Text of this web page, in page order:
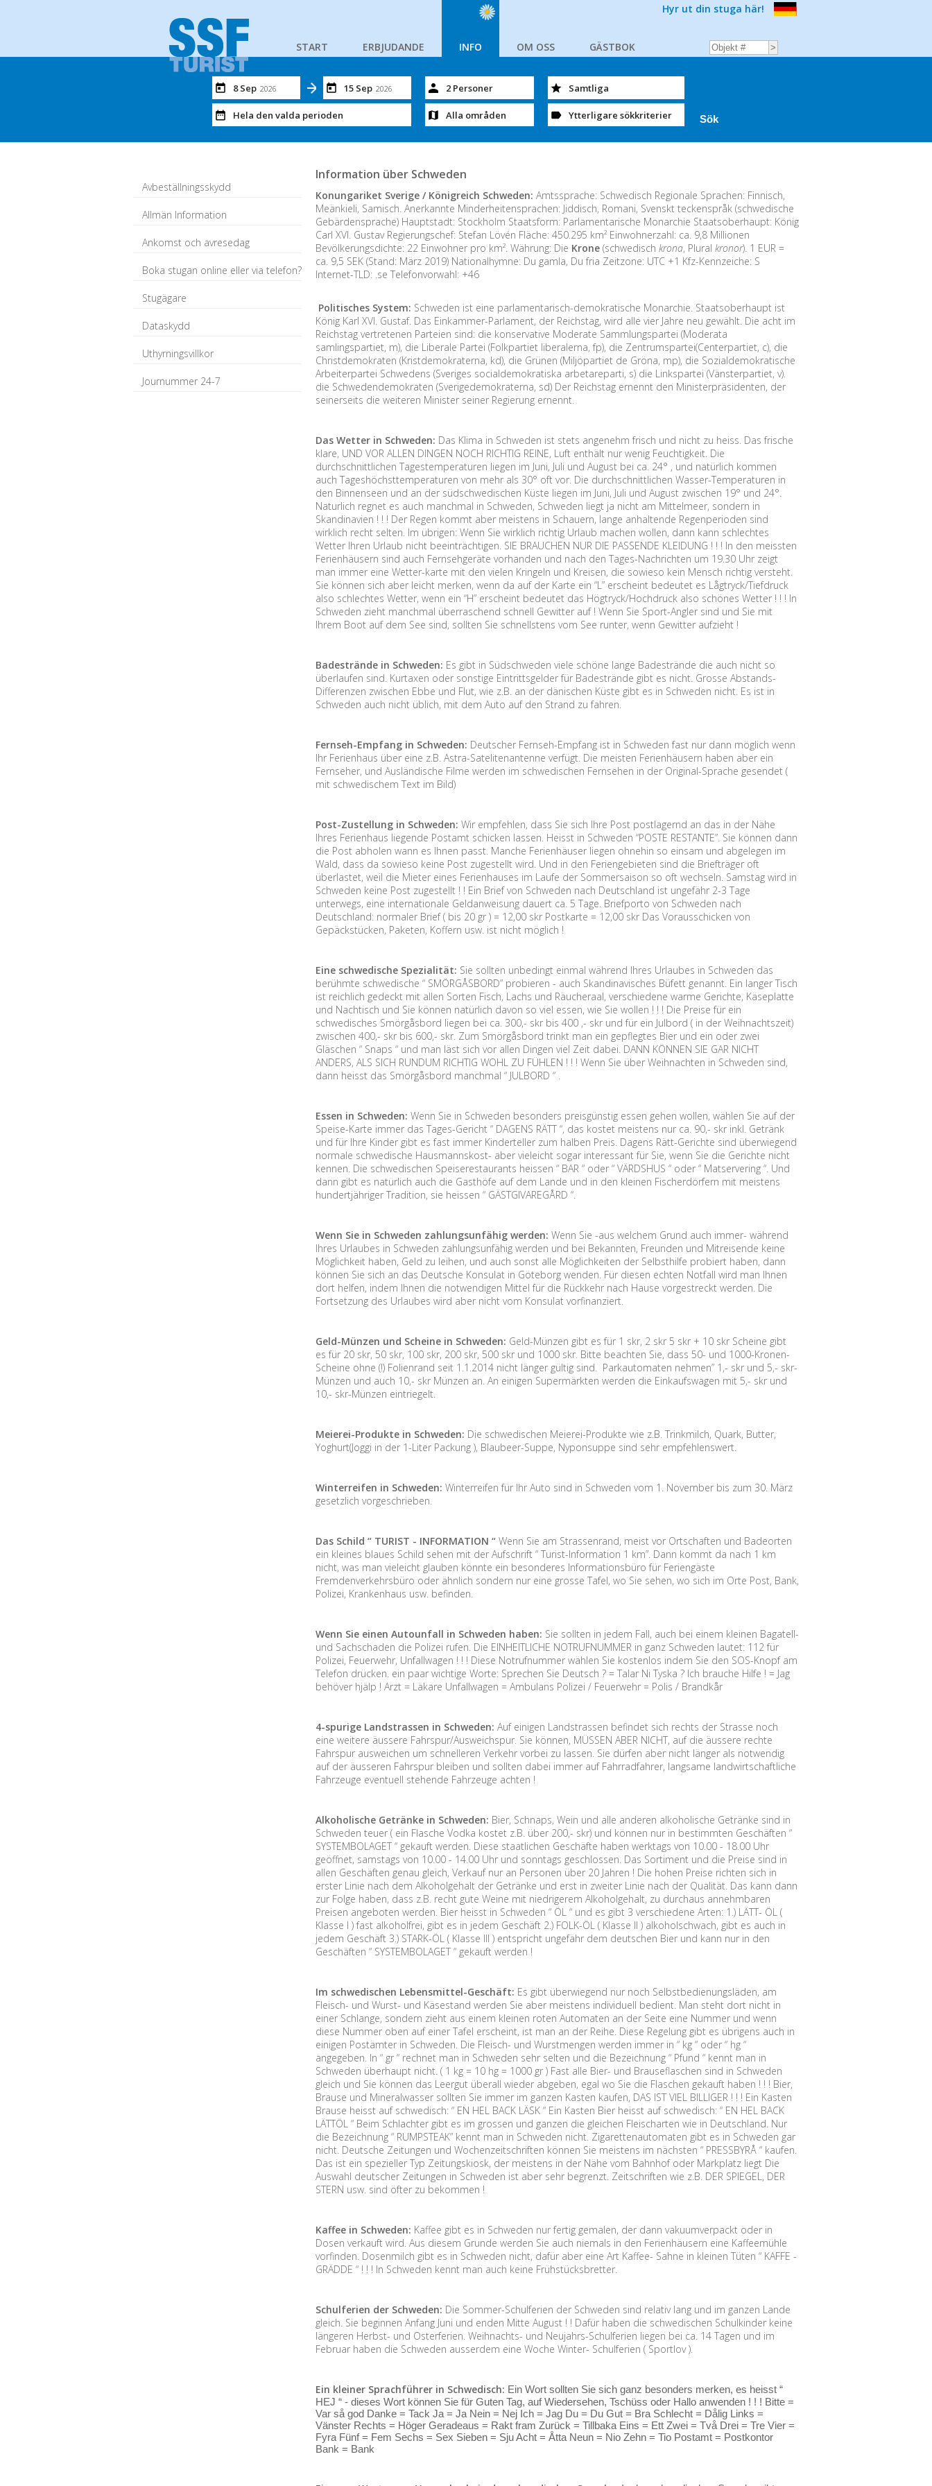
START ERBJUDANDE INFO OM OSS GÄSTBOK
Hyr ut din stuga här!
8 Sep 2026 15 Sep 2026
Hela den valda perioden
2 Personer
Alla områden
Samtliga
Ytterligare sökkriterier
Avbeställningsskydd
Allmän Information
Ankomst och avresedag
Boka stugan online eller via telefon?
Stugägare
Dataskydd
Uthyrningsvillkor
Journummer 24-7
Information über Schweden
Konungariket Sverige / Königreich Schweden: Amtssprache: Schwedisch Regionale Sprachen: Finnisch,
Meänkieli, Samisch. Anerkannte Minderheitensprachen: Jiddisch, Romani, Svenskt teckenspråk (schwedische
Gebärdensprache) Hauptstadt: Stockholm Staatsform: Parlamentarische Monarchie Staatsoberhaupt: König
Carl XVI. Gustav Regierungschef: Stefan Lövén Fläche: 450.295 km² Einwohnerzahl: ca. 9,8 Millionen
Bevölkerungsdichte: 22 Einwohner pro km². Währung: Die Krone (schwedisch krona, Plural kronor). 1 EUR =
ca. 9,5 SEK (Stand: März 2019) Nationalhymne: Du gamla, Du fria Zeitzone: UTC +1 Kfz-Kennzeiche: S
Internet-TLD: .se Telefonvorwahl: +46
Politisches System: Schweden ist eine parlamentarisch-demokratische Monarchie. Staatsoberhaupt ist
König Karl XVI. Gustaf. Das Einkammer-Parlament, der Reichstag, wird alle vier Jahre neu gewählt. Die acht im
Reichstag vertretenen Parteien sind: die konservative Moderate Sammlungspartei (Moderata
samlingspartiet, m), die Liberale Partei (Folkpartiet liberalerna, fp), die Zentrumspartei(Centerpartiet, c), die
Christdemokraten (Kristdemokraterna, kd), die Grünen (Miljöpartiet de Gröna, mp), die Sozialdemokratische
Arbeiterpartei Schwedens (Sveriges socialdemokratiska arbetareparti, s) die Linkspartei (Vänsterpartiet, v).
die Schwedendemokraten (Sverigedemokraterna, sd) Der Reichstag ernennt den Ministerpräsidenten, der
seinerseits die weiteren Minister seiner Regierung ernennt.
Das Wetter in Schweden: Das Klima in Schweden ist stets angenehm frisch und nicht zu heiss. Das frische
klare, UND VOR ALLEN DINGEN NOCH RICHTIG REINE, Luft enthält nur wenig Feuchtigkeit. Die
durchschnittlichen Tagestemperaturen liegen im Juni, Juli und August bei ca. 24° , und natürlich kommen
auch Tageshöchsttemperaturen von mehr als 30° oft vor. Die durchschnittlichen Wasser-Temperaturen in
den Binnenseen und an der südschwedischen Küste liegen im Juni, Juli und August zwischen 19° und 24°.
Naturlich regnet es auch manchmal in Schweden, Schweden liegt ja nicht am Mittelmeer, sondern in
Skandinavien ! ! ! Der Regen kommt aber meistens in Schauern, lange anhaltende Regenperioden sind
wirklich recht selten. Im übrigen: Wenn Sie wirklich richtig Urlaub machen wollen, dann kann schlechtes
Wetter Ihren Urlaub nicht beeinträchtigen. SIE BRAUCHEN NUR DIE PASSENDE KLEIDUNG ! ! ! In den meissten
Ferienhäusern sind auch Fernsehgeräte vorhanden und nach den Tages-Nachrichten um 19.30 Uhr zeigt
man immer eine Wetter-karte mit den vielen Kringeln und Kreisen, die sowieso kein Mensch richtig versteht.
Sie können sich aber leicht merken, wenn da auf der Karte ein “L” erscheint bedeutet es Lågtryck/Tiefdruck
also schlechtes Wetter, wenn ein “H” erscheint bedeutet das Högtryck/Hochdruck also schönes Wetter ! ! ! In
Schweden zieht manchmal überraschend schnell Gewitter auf ! Wenn Sie Sport-Angler sind und Sie mit
Ihrem Boot auf dem See sind, sollten Sie schnellstens vom See runter, wenn Gewitter aufzieht !
Badestrände in Schweden: Es gibt in Südschweden viele schöne lange Badestrände die auch nicht so
überlaufen sind. Kurtaxen oder sonstige Eintrittsgelder für Badestrände gibt es nicht. Grosse Abstands-
Differenzen zwischen Ebbe und Flut, wie z.B. an der dänischen Küste gibt es in Schweden nicht. Es ist in
Schweden auch nicht üblich, mit dem Auto auf den Strand zu fahren.
Fernseh-Empfang in Schweden: Deutscher Fernseh-Empfang ist in Schweden fast nur dann möglich wenn
Ihr Ferienhaus über eine z.B. Astra-Satelitenantenne verfügt. Die meisten Ferienhäusern haben aber ein
Fernseher, und Ausländische Filme werden im schwedischen Fernsehen in der Original-Sprache gesendet (
mit schwedischem Text im Bild)
Post-Zustellung in Schweden: Wir empfehlen, dass Sie sich Ihre Post postlagernd an das in der Nähe
Ihres Ferienhaus liegende Postamt schicken lassen. Heisst in Schweden “POSTE RESTANTE”. Sie können dann
die Post abholen wann es Ihnen passt. Manche Ferienhäuser liegen ohnehin so einsam und abgelegen im
Wald, dass da sowieso keine Post zugestellt wird. Und in den Feriengebieten sind die Briefträger oft
überlastet, weil die Mieter eines Ferienhauses im Laufe der Sommersaison so oft wechseln. Samstag wird in
Schweden keine Post zugestellt ! ! Ein Brief von Schweden nach Deutschland ist ungefähr 2-3 Tage
unterwegs, eine internationale Geldanweisung dauert ca. 5 Tage. Briefporto von Schweden nach
Deutschland: normaler Brief ( bis 20 gr ) = 12,00 skr Postkarte = 12,00 skr Das Vorausschicken von
Gepäckstücken, Paketen, Koffern usw. ist nicht möglich !
Eine schwedische Spezialität: Sie sollten unbedingt einmal während Ihres Urlaubes in Schweden das
berühmte schwedische “ SMÖRGÅSBORD” probieren - auch Skandinavisches Büfett genannt. Ein langer Tisch
ist reichlich gedeckt mit allen Sorten Fisch, Lachs und Räucheraal, verschiedene warme Gerichte, Käseplatte
und Nachtisch und Sie können natürlich davon so viel essen, wie Sie wollen ! ! ! Die Preise für ein
schwedisches Smörgåsbord liegen bei ca. 300,- skr bis 400 ,- skr und für ein Julbord ( in der Weihnachtszeit)
zwischen 400,- skr bis 600,- skr. Zum Smörgåsbord trinkt man ein gepflegtes Bier und ein oder zwei
Gläschen “ Snaps “ und man läst sich vor allen Dingen viel Zeit dabei. DANN KÖNNEN SIE GAR NICHT
ANDERS, ALS SICH RUNDUM RICHTIG WOHL ZU FÜHLEN ! ! ! Wenn Sie über Weihnachten in Schweden sind,
dann heisst das Smörgåsbord manchmal “ JULBORD “ .
Essen in Schweden: Wenn Sie in Schweden besonders preisgünstig essen gehen wollen, wählen Sie auf der
Speise-Karte immer das Tages-Gericht “ DAGENS RÄTT “, das kostet meistens nur ca. 90,- skr inkl. Getränk
und für Ihre Kinder gibt es fast immer Kinderteller zum halben Preis. Dagens Rätt-Gerichte sind überwiegend
normale schwedische Hausmannskost- aber vieleicht sogar interessant für Sie, wenn Sie die Gerichte nicht
kennen. Die schwedischen Speiserestaurants heissen “ BAR “ oder “ VÄRDSHUS “ oder “ Matservering “. Und
dann gibt es natürlich auch die Gasthöfe auf dem Lande und in den kleinen Fischerdörfern mit meistens
hundertjähriger Tradition, sie heissen “ GÄSTGIVAREGÅRD “.
Wenn Sie in Schweden zahlungsunfähig werden: Wenn Sie -aus welchem Grund auch immer- während
Ihres Urlaubes in Schweden zahlungsunfähig werden und bei Bekannten, Freunden und Mitreisende keine
Möglichkeit haben, Geld zu leihen, und auch sonst alle Möglichkeiten der Selbsthilfe probiert haben, dann
können Sie sich an das Deutsche Konsulat in Göteborg wenden. Für diesen echten Notfall wird man Ihnen
dort helfen, indem Ihnen die notwendigen Mittel für die Rückkehr nach Hause vorgestreckt werden. Die
Fortsetzung des Urlaubes wird aber nicht vom Konsulat vorfinanziert.
Geld-Münzen und Scheine in Schweden: Geld-Münzen gibt es für 1 skr, 2 skr 5 skr + 10 skr Scheine gibt
es für 20 skr, 50 skr, 100 skr, 200 skr, 500 skr und 1000 skr. Bitte beachten Sie, dass 50- und 1000-Kronen-
Scheine ohne (!) Folienrand seit 1.1.2014 nicht länger gültig sind. Parkautomaten nehmen” 1,- skr und 5,- skr-
Münzen und auch 10,- skr Münzen an. An einigen Supermärkten werden die Einkaufswagen mit 5,- skr und
10,- skr-Münzen eintriegelt.
Meierei-Produkte in Schweden: Die schwedischen Meierei-Produkte wie z.B. Trinkmilch, Quark, Butter,
Yoghurt(Joggi in der 1-Liter Packung ), Blaubeer-Suppe, Nyponsuppe sind sehr empfehlenswert.
Winterreifen in Schweden: Winterreifen für Ihr Auto sind in Schweden vom 1. November bis zum 30. März
gesetzlich vorgeschrieben.
Das Schild “ TURIST - INFORMATION “ Wenn Sie am Strassenrand, meist vor Ortschaften und Badeorten
ein kleines blaues Schild sehen mit der Aufschrift “ Turist-Information 1 km”. Dann kommt da nach 1 km
nicht, was man vieleicht glauben könnte ein besonderes Informationsbüro für Feriengäste
Fremdenverkehrsbüro oder ähnlich sondern nur eine grosse Tafel, wo Sie sehen, wo sich im Orte Post, Bank,
Polizei, Krankenhaus usw. befinden.
Wenn Sie einen Autounfall in Schweden haben: Sie sollten in jedem Fall, auch bei einem kleinen Bagatell-
und Sachschaden die Polizei rufen. Die EINHEITLICHE NOTRUFNUMMER in ganz Schweden lautet: 112 für
Polizei, Feuerwehr, Unfallwagen ! ! ! Diese Notrufnummer wählen Sie kostenlos indem Sie den SOS-Knopf am
Telefon drücken. ein paar wichtige Worte: Sprechen Sie Deutsch ? = Talar Ni Tyska ? Ich brauche Hilfe ! = Jag
behöver hjälp ! Arzt = Läkare Unfallwagen = Ambulans Polizei / Feuerwehr = Polis / Brandkår
4-spurige Landstrassen in Schweden: Auf einigen Landstrassen befindet sich rechts der Strasse noch
eine weitere äussere Fahrspur/Ausweichspur. Sie können, MÜSSEN ABER NICHT, auf die äussere rechte
Fahrspur ausweichen um schnelleren Verkehr vorbei zu lassen. Sie dürfen aber nicht länger als notwendig
auf der äusseren Fahrspur bleiben und sollten dabei immer auf Fahrradfahrer, langsame landwirtschaftliche
Fahrzeuge eventuell stehende Fahrzeuge achten !
Alkoholische Getränke in Schweden: Bier, Schnaps, Wein und alle anderen alkoholische Getränke sind in
Schweden teuer ( ein Flasche Vodka kostet z.B. über 200,- skr) und können nur in bestimmten Geschäften “
SYSTEMBOLAGET “ gekauft werden. Diese staatlichen Geschäfte haben werktags von 10.00 - 18.00 Uhr
geöffnet, samstags von 10.00 - 14.00 Uhr und sonntags geschlossen. Das Sortiment und die Preise sind in
allen Geschäften genau gleich, Verkauf nur an Personen über 20 Jahren ! Die hohen Preise richten sich in
erster Linie nach dem Alkoholgehalt der Getränke und erst in zweiter Linie nach der Qualität. Das kann dann
zur Folge haben, dass z.B. recht gute Weine mit niedrigerem Alkoholgehalt, zu durchaus annehmbaren
Preisen angeboten werden. Bier heisst in Schweden “ ÖL “ und es gibt 3 verschiedene Arten: 1.) LÄTT- ÖL (
Klasse I ) fast alkoholfrei, gibt es in jedem Geschäft 2.) FOLK-ÖL ( Klasse II ) alkoholschwach, gibt es auch in
jedem Geschäft 3.) STARK-ÖL ( Klasse III ) entspricht ungefähr dem deutschen Bier und kann nur in den
Geschäften “ SYSTEMBOLAGET “ gekauft werden !
Im schwedischen Lebensmittel-Geschäft: Es gibt überwiegend nur noch Selbstbedienungsläden, am
Fleisch- und Wurst- und Käsestand werden Sie aber meistens individuell bedient. Man steht dort nicht in
einer Schlange, sondern zieht aus einem kleinen roten Automaten an der Seite eine Nummer und wenn
diese Nummer oben auf einer Tafel erscheint, ist man an der Reihe. Diese Regelung gibt es übrigens auch in
einigen Postämter in Schweden. Die Fleisch- und Wurstmengen werden immer in “ kg “ oder “ hg “
angegeben. In “ gr “ rechnet man in Schweden sehr selten und die Bezeichnung “ Pfund “ kennt man in
Schweden überhaupt nicht. ( 1 kg = 10 hg = 1000 gr ) Fast alle Bier- und Brauseflaschen sind in Schweden
gleich und Sie können das Leergut überall wieder abgeben, egal wo Sie die Flaschen gekauft haben ! ! ! Bier,
Brause und Mineralwasser sollten Sie immer im ganzen Kasten kaufen, DAS IST VIEL BILLIGER ! ! ! Ein Kasten
Brause heisst auf schwedisch: “ EN HEL BACK LÄSK “ Ein Kasten Bier heisst auf schwedisch: “ EN HEL BACK
LÄTTÖL “ Beim Schlachter gibt es im grossen und ganzen die gleichen Fleischarten wie in Deutschland. Nur
die Bezeichnung “ RUMPSTEAK” kennt man in Schweden nicht. Zigarettenautomaten gibt es in Schweden gar
nicht. Deutsche Zeitungen und Wochenzeitschriften können Sie meistens im nächsten “ PRESSBYRÅ “ kaufen.
Das ist ein spezieller Typ Zeitungskiosk, der meistens in der Nähe vom Bahnhof oder Markplatz liegt Die
Auswahl deutscher Zeitungen in Schweden ist aber sehr begrenzt. Zeitschriften wie z.B. DER SPIEGEL, DER
STERN usw. sind öfter zu bekommen !
Kaffee in Schweden: Kaffee gibt es in Schweden nur fertig gemalen, der dann vakuumverpackt oder in
Dosen verkauft wird. Aus diesem Grunde werden Sie auch niemals in den Ferienhäusern eine Kaffeemühle
vorfinden. Dosenmilch gibt es in Schweden nicht, dafür aber eine Art Kaffee- Sahne in kleinen Tüten “ KAFFE -
GRÄDDE “ ! ! ! In Schweden kennt man auch keine Frühstücksbretter.
Schulferien der Schweden: Die Sommer-Schulferien der Schweden sind relativ lang und im ganzen Lande
gleich. Sie beginnen Anfang Juni und enden Mitte August ! ! Dafür haben die schwedischen Schulkinder keine
längeren Herbst- und Osterferien. Weihnachts- und Neujahrs-Schulferien liegen bei ca. 14 Tagen und im
Februar haben die Schweden ausserdem eine Woche Winter- Schulferien ( Sportlov ).
Ein kleiner Sprachführer in Schwedisch: Ein Wort sollten Sie sich ganz besonders merken, es heisst “
HEJ “ - dieses Wort können Sie für Guten Tag, auf Wiedersehen, Tschüss oder Hallo anwenden ! ! ! Bitte =
Var så god Danke = Tack Ja = Ja Nein = Nej Ich = Jag Du = Du Gut = Bra Schlecht = Dålig Links =
Vänster Rechts = Höger Geradeaus = Rakt fram Zurück = Tillbaka Eins = Ett Zwei = Två Drei = Tre Vier =
Fyra Fünf = Fem Sechs = Sex Sieben = Sju Acht = Åtta Neun = Nio Zehn = Tio Postamt = Postkontor
Bank = Bank